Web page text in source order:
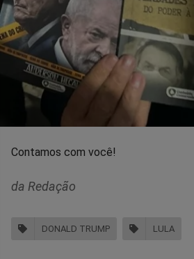
Contamos com você!
da Redação
DONALD TRUMP LULA